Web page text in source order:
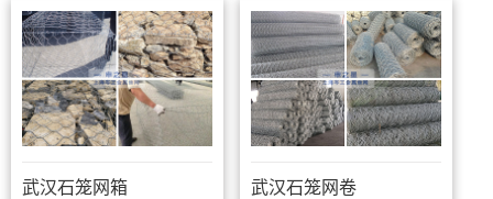
武汉石笼网箱 武汉石笼网卷